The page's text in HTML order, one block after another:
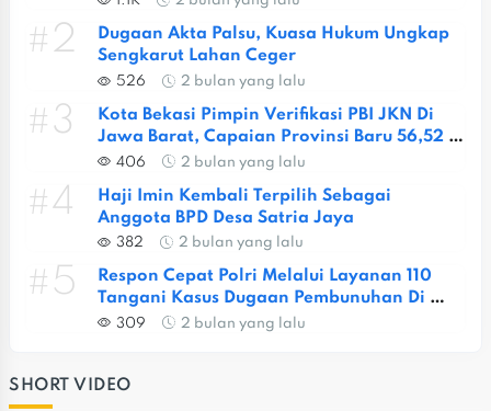
#2
Dugaan Akta Palsu, Kuasa Hukum Ungkap
Sengkarut Lahan Ceger
526 2 bulan yang lalu
#3
Kota Bekasi Pimpin Verifikasi PBI JKN Di
Jawa Barat, Capaian Provinsi Baru 56,52
Persen
406 2 bulan yang lalu
#4
Haji Imin Kembali Terpilih Sebagai
Anggota BPD Desa Satria Jaya
382 2 bulan yang lalu
#5
Respon Cepat Polri Melalui Layanan 110
Tangani Kasus Dugaan Pembunuhan Di
Jatiasih
309 2 bulan yang lalu
SHORT VIDEO